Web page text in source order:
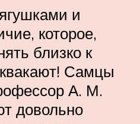
и
которое,
близко к
Самцы
А. М.
довольно